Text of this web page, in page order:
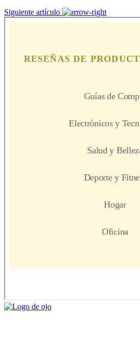
Siguiente artículo